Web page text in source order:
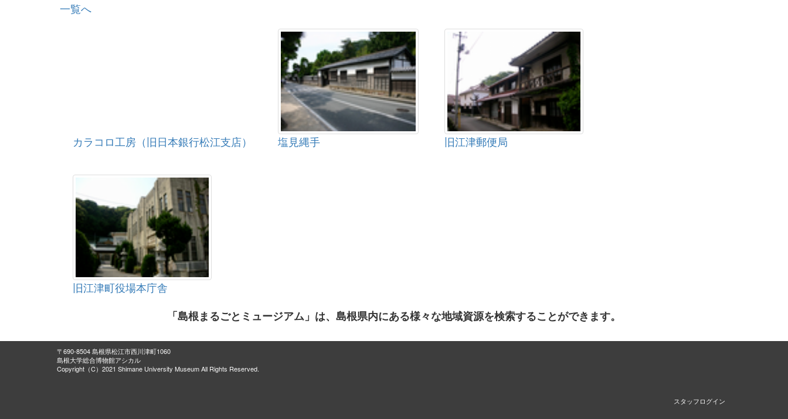
一覧へ
カラコロ工房（旧日本銀行松江支店） 塩見縄手 旧江津郵便局
旧江津町役場本庁舎
「島根まるごとミュージアム」は、島根県内にある様々な地域資源を検索することができます。
〒690-8504 島根県松江市西川津町1060
島根大学総合博物館アシカル
Copyright（C）2021 Shimane University Museum All Rights Reserved.
スタッフログイン